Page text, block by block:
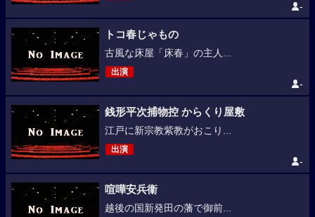
-
トコ春じゃもの
古風な床屋「床春」の主人...
出演
-
銭形平次捕物控 からくり屋敷
江戸に新宗教紫教がおこり...
出演
-
喧嘩安兵衞
越後の国新発田の藩で御前...